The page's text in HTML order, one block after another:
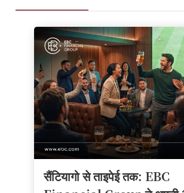
सैंटियागो से ताइपेई तक: EBC